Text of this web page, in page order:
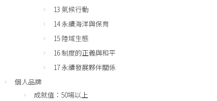
13 氣候行動
14 永續海洋與保育
15 陸域生態
16 制度的正義與和平
17 永續發展夥伴關係
個人品牌
成就值：50場以上